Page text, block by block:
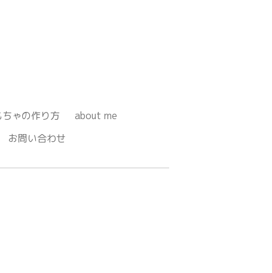
ゃの作り方
about me
お問い合わせ